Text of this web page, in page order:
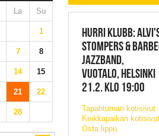
La Su
1
7 8
14 15
21 22
28
HURRI KLUBB:
STOMPERS &
JAZZBAND,
VUOTALO, HELSINKI
21.2. KLO 19:00
Tapahtuman kotisivut
Keikkapaikan kotisivut
Osta lippu